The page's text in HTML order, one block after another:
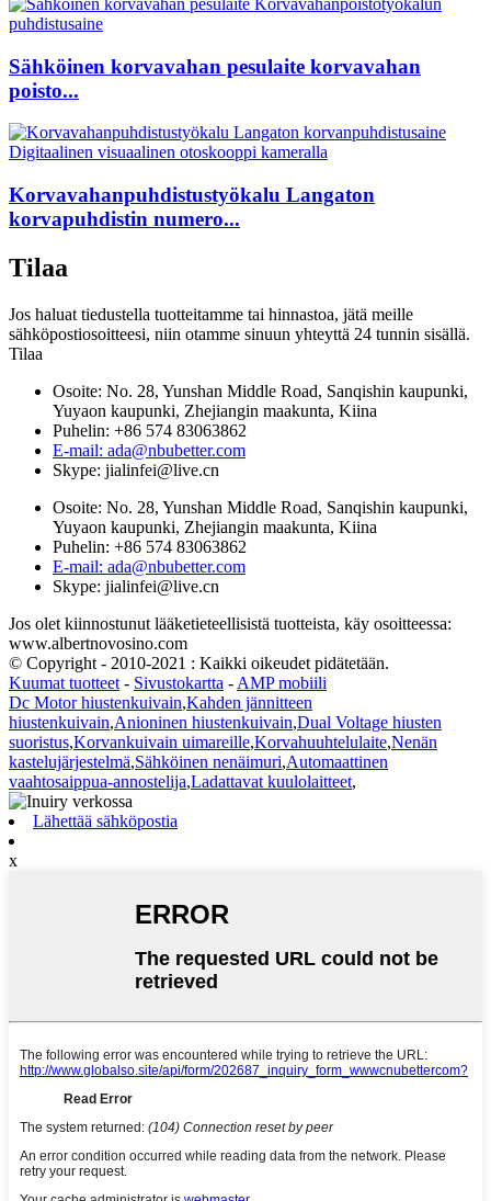
Sähköinen korvavahan pesulaite korvavahan
poisto...
Korvavahanpuhdistustyökalu Langaton
korvapuhdistin numero...
Tilaa
Jos haluat tiedustella tuotteitamme tai hinnastoa, jätä meille
sähköpostiosoitteesi, niin otamme sinuun yhteyttä 24 tunnin sisällä.
Tilaa
Osoite: No. 28, Yunshan Middle Road, Sanqishin kaupunki,
Yuyaon kaupunki, Zhejiangin maakunta, Kiina
Puhelin: +86 574 83063862
E-mail: ada@nbubetter.com
Skype: jialinfei@live.cn
Osoite: No. 28, Yunshan Middle Road, Sanqishin kaupunki,
Yuyaon kaupunki, Zhejiangin maakunta, Kiina
Puhelin: +86 574 83063862
E-mail: ada@nbubetter.com
Skype: jialinfei@live.cn
Jos olet kiinnostunut lääketieteellisistä tuotteista, käy osoitteessa:
www.albertnovosino.com
© Copyright - 2010-2021 : Kaikki oikeudet pidätetään.
Kuumat tuotteet - Sivustokartta - AMP mobiili
Dc Motor hiustenkuivain,Kahden jännitteen
hiustenkuivain,Anioninen hiustenkuivain,Dual Voltage hiusten
suoristus,Korvankuivain uimareille,Korvahuuhtelulaite,Nenän
kastelujärjestelmä,Sähköinen nenäimuri,Automaattinen
vaahtosaippua-annostelija,Ladattavat kuulolaitteet,
Lähettää sähköpostia
x